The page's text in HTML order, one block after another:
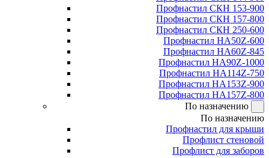
Профнастил СКН 153-900
Профнастил СКН 157-800
Профнастил СКН 250-600
Профнастил НА50Z-600
Профнастил НА60Z-845
Профнастил НА90Z-1000
Профнастил НА114Z-750
Профнастил НА153Z-900
Профнастил НА157Z-800
По назначению
По назначению
Профнастил для крыши
Профлист стеновой
Профлист для заборов